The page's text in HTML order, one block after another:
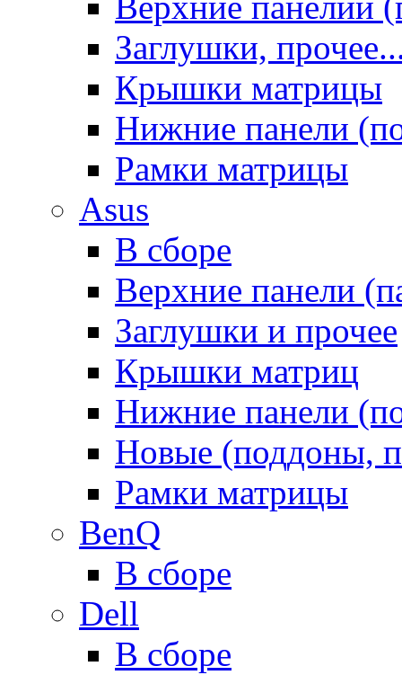
Заглушки,
Крышки матрицы
Нижние панели
Рамки матрицы
Asus
В сборе
Верхние панели
Заглушки и прочее
Крышки матриц
Нижние панели
Новые (поддоны,
Рамки матрицы
BenQ
В сборе
Dell
В сборе